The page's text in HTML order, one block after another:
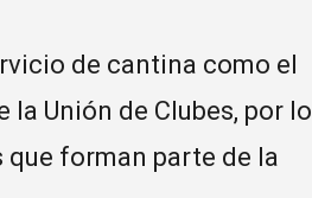
de cantina como el
Unión de Clubes, por lo
forman parte de la